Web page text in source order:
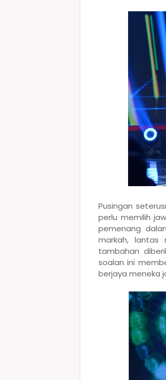
Pusingan
perlu memilih
pemenang
markah, lantas
tambahan
soalan ini
berjaya meneka